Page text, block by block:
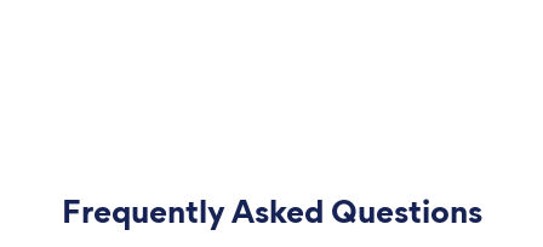
Frequently Asked Questions